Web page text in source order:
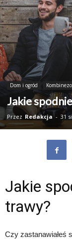
Dom i ogród
Jakie
Przez Redakcja - 31
Jakie
trawy?
Czy zastanawiałeś